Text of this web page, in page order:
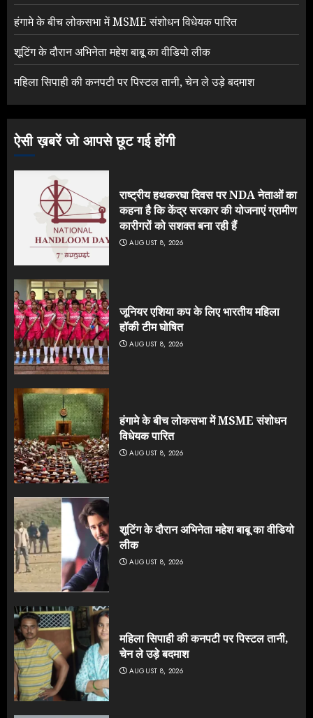
हंगामे के बीच लोकसभा में MSME संशोधन विधेयक पारित
शूटिंग के दौरान अभिनेता महेश बाबू का वीडियो लीक
महिला सिपाही की कनपटी पर पिस्टल तानी, चेन ले उड़े बदमाश
ऐसी ख़बरें जो आपसे छूट गई होंगी
राष्ट्रीय हथकरघा दिवस पर NDA नेताओं का
कहना है कि केंद्र सरकार की योजनाएं ग्रामीण
कारीगरों को सशक्त बना रही हैं
AUGUST 8, 2026
जूनियर एशिया कप के लिए भारतीय महिला
हॉकी टीम घोषित
AUGUST 8, 2026
हंगामे के बीच लोकसभा में MSME संशोधन
विधेयक पारित
AUGUST 8, 2026
शूटिंग के दौरान अभिनेता महेश बाबू का वीडियो
लीक
AUGUST 8, 2026
महिला सिपाही की कनपटी पर पिस्टल तानी,
चेन ले उड़े बदमाश
AUGUST 8, 2026